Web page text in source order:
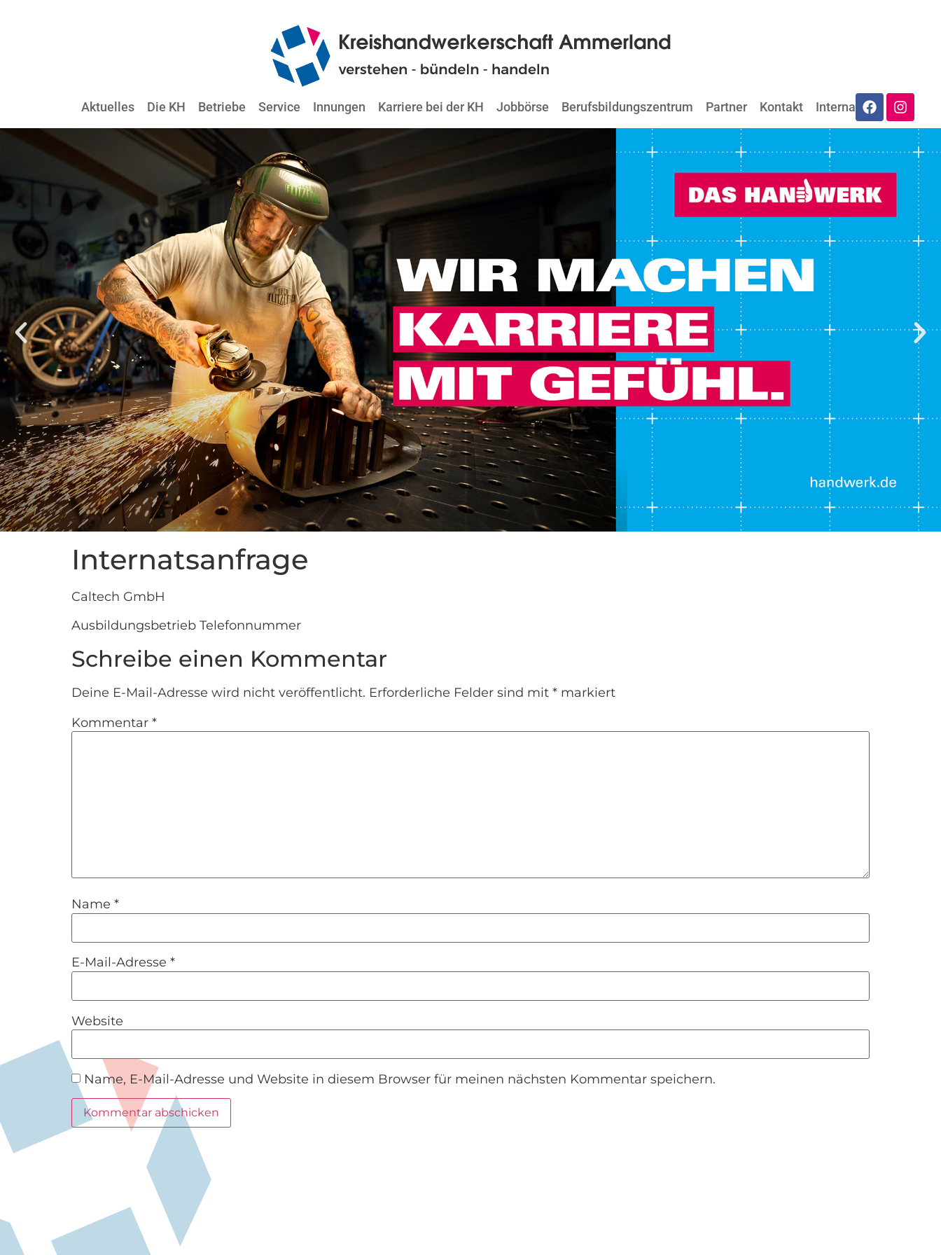
Aktuelles Die KH Betriebe Service Innungen Karriere bei der KH Jobbörse Berufsbildungszentrum Partner Kontakt Internat
Internatsanfrage
Caltech GmbH
Ausbildungsbetrieb Telefonnummer
Schreibe einen Kommentar
Deine E-Mail-Adresse wird nicht veröffentlicht. Erforderliche Felder sind mit * markiert
Kommentar *
Name *
E-Mail-Adresse *
Website
Name, E-Mail-Adresse und Website in diesem Browser für meinen nächsten Kommentar speichern.